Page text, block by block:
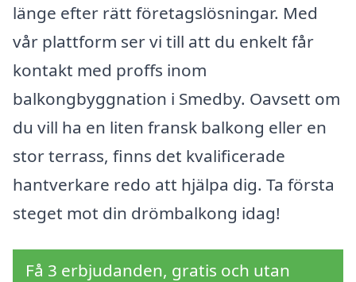
länge efter rätt företagslösningar. Med
vår plattform ser vi till att du enkelt får
kontakt med proffs inom
balkongbyggnation i Smedby. Oavsett om
du vill ha en liten fransk balkong eller en
stor terrass, finns det kvalificerade
hantverkare redo att hjälpa dig. Ta första
steget mot din drömbalkong idag!
Få 3 erbjudanden, gratis och utan